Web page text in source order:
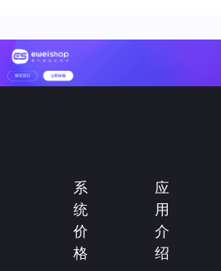
系
统
价
格
应
用
介
绍